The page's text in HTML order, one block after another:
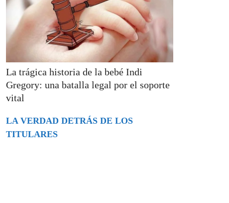
La trágica historia de la bebé Indi
Gregory: una batalla legal por el soporte
vital
LA VERDAD DETRÁS DE LOS
TITULARES